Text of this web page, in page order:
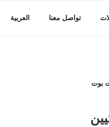
تواصل معنا العربية
بوت